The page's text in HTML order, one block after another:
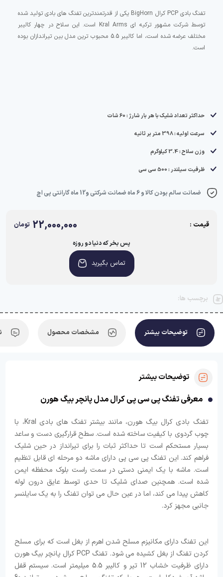
تفنگ بادی PCP کرال BigHorn یکی از قدرتمندترین تفنگ های بادی تولید شده
توسط شرکت مشهور ترکیه ای Kral Arms است. این سلاح در چهار کالیبر
مختلف عرضه شده است، اما کالیبر 5.5 محبوب ترین مدل بین تیراندازان بوده
است.
حداکثر تعداد شلیک با هر بار شارژ : 60 شات
سرعت اولیه : 398 متر بر ثانیه
وزن سلاح : 3.4 کیلوگرم
ظرفیت سیلندر : 500 سی سی
ضمانت سالم بودن کالا و 6 ماه ضمانت شرکتی و12 ماه گارانتی پی اچ
قیمت : 22,000,000 تومان
پس بخر که دنیا دو روزه
تماس بگیرید
برچسب ها:
توضیحات بیشتر مشخصات محصول
توضیحات بیشتر
معرفی تفنگ پی سی پی کرال مدل پانچر بیگ هورن
تفنگ بادی کرال بیگ هورن، مانند بیشتر تفنگ های بادی Kral، با
چوب گردوی با کیفیت ساخته شده است. سطح قرارگیری دست و ساعد
بسیار مستحکم است تا حداکثر ثبات را برای تیرانداز در حین شلیک
فراهم کند. این تفنگ پی سی پی دارای ماشه دو مرحله ای قابل تنظیم
است. ماشه با یک ایمنی دستی در سمت راست بلوک محفظه ایمن
شده است. همچنین صدای شلیک تا حدی توسط عایق درون لوله
کاهش پیدا می کند، اما در عین حال می توان تفنگ را به یک سایلنسر
جانبی مجهز کرد.
این تفنگ دارای مکانیزم مسلح شدن اهرم از بغل است که برای مسلح
کردن تفنگ از بغل کشیده می شود. تفنگ PCP کرال پانچر بیگ هورن
دارای ظرفیت خشاب 12 تیر و کالیبر 5.5 میلیمتر است. سیستم قفل